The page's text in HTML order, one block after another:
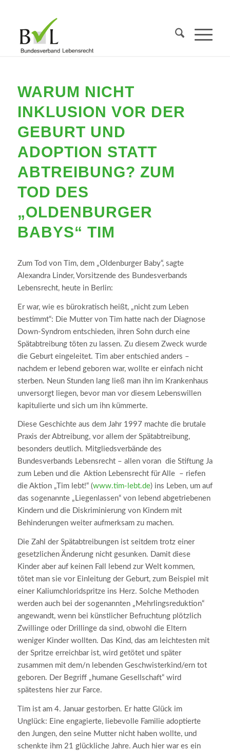
WARUM NICHT
INKLUSION VOR DER
GEBURT UND
ADOPTION STATT
ABTREIBUNG? ZUM
TOD DES
„OLDENBURGER
BABYS“ TIM
Zum Tod von Tim, dem „Oldenburger Baby“, sagte
Alexandra Linder, Vorsitzende des Bundesverbands
Lebensrecht, heute in Berlin:
Er war, wie es bürokratisch heißt, „nicht zum Leben
bestimmt“: Die Mutter von Tim hatte nach der Diagnose
Down-Syndrom entschieden, ihren Sohn durch eine
Spätabtreibung töten zu lassen. Zu diesem Zweck wurde
die Geburt eingeleitet. Tim aber entschied anders –
nachdem er lebend geboren war, wollte er einfach nicht
sterben. Neun Stunden lang ließ man ihn im Krankenhaus
unversorgt liegen, bevor man vor diesem Lebenswillen
kapitulierte und sich um ihn kümmerte.
Diese Geschichte aus dem Jahr 1997 machte die brutale
Praxis der Abtreibung, vor allem der Spätabtreibung,
besonders deutlich. Mitgliedsverbände des
Bundesverbands Lebensrecht – allen voran die Stiftung Ja
zum Leben und die Aktion Lebensrecht für Alle – riefen
die Aktion „Tim lebt!“ (www.tim-lebt.de) ins Leben, um auf
das sogenannte „Liegenlassen“ von lebend abgetriebenen
Kindern und die Diskriminierung von Kindern mit
Behinderungen weiter aufmerksam zu machen.
Die Zahl der Spätabtreibungen ist seitdem trotz einer
gesetzlichen Änderung nicht gesunken. Damit diese
Kinder aber auf keinen Fall lebend zur Welt kommen,
tötet man sie vor Einleitung der Geburt, zum Beispiel mit
einer Kaliumchloridspritze ins Herz. Solche Methoden
werden auch bei der sogenannten „Mehrlingsreduktion“
angewandt, wenn bei künstlicher Befruchtung plötzlich
Zwillinge oder Drillinge da sind, obwohl die Eltern
weniger Kinder wollten. Das Kind, das am leichtesten mit
der Spritze erreichbar ist, wird getötet und später
zusammen mit dem/n lebenden Geschwisterkind/ern tot
geboren. Der Begriff „humane Gesellschaft“ wird
spätestens hier zur Farce.
Tim ist am 4. Januar gestorben. Er hatte Glück im
Unglück: Eine engagierte, liebevolle Familie adoptierte
den Jungen, den seine Mutter nicht haben wollte, und
schenkte ihm 21 glückliche Jahre. Auch hier war es ein